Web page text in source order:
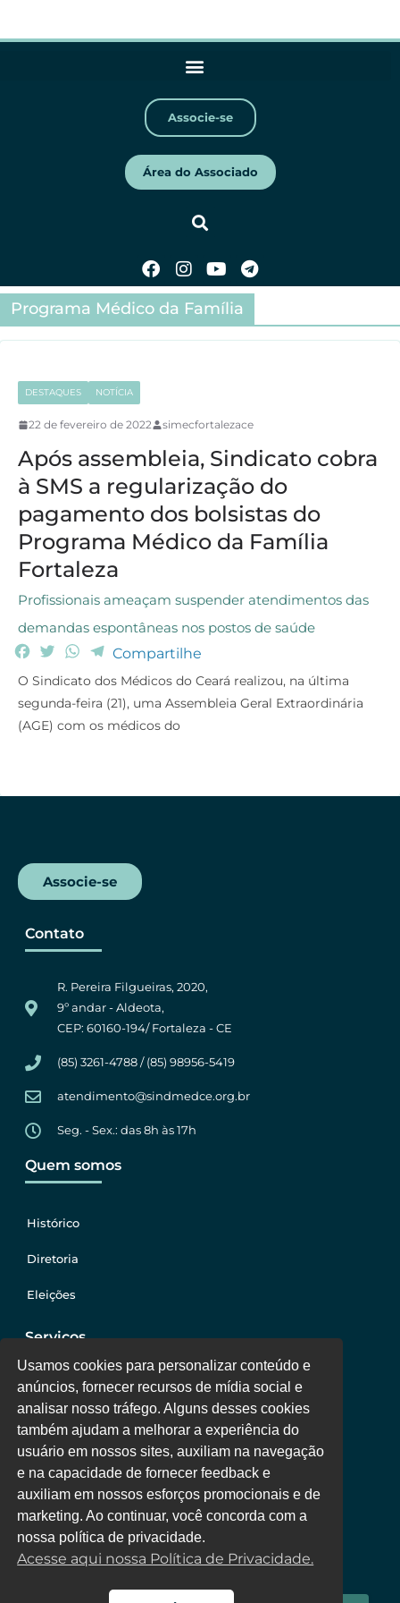
Associe-se
Área do Associado
Programa Médico da Família
DESTAQUES NOTÍCIA
22 de fevereiro de 2022 simecfortalezace
Após assembleia, Sindicato cobra
à SMS a regularização do
pagamento dos bolsistas do
Programa Médico da Família
Fortaleza
Profissionais ameaçam suspender atendimentos das
demandas espontâneas nos postos de saúde
F
c
e
b
i
t
t
W
a
t
s
T
l
e
g
Compartilhe
O Sindicato dos Médicos do Ceará realizou, na última
segunda-feira (21), uma Assembleia Geral Extraordinária
(AGE) com os médicos do
Associe-se
Contato
R. Pereira Filgueiras, 2020,
9º andar - Aldeota,
CEP: 60160-194/ Fortaleza - CE
(85) 3261-4788 / (85) 98956-5419
atendimento@sindmedce.org.br
Seg. - Sex.: das 8h às 17h
Quem somos
Histórico
Diretoria
Eleições
Serviços
Jurídico
Oportunidades
Clube de Vantagens
Área Colaborador
Usamos cookies para personalizar conteúdo e
anúncios, fornecer recursos de mídia social e
analisar nosso tráfego. Alguns desses cookies
também ajudam a melhorar a experiência do
usuário em nossos sites, auxiliam na navegação
e na capacidade de fornecer feedback e
auxiliam em nossos esforços promocionais e de
marketing. Ao continuar, você concorda com a
nossa política de privacidade.
Acesse aqui nossa Política de Privacidade.